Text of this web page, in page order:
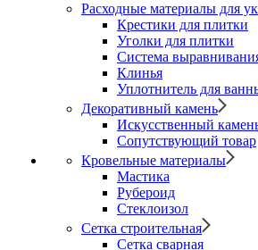
Расходные материалы для
Крестики для плитки
Уголки для плитки
Система
Клинья
Уплотнитель для
Декоративный камень
Искусственный
Сопутствующий товар
Кровельные материалы
Мастика
Рубероид
Стеклоизол
Сетка строительная
Сетка сварная